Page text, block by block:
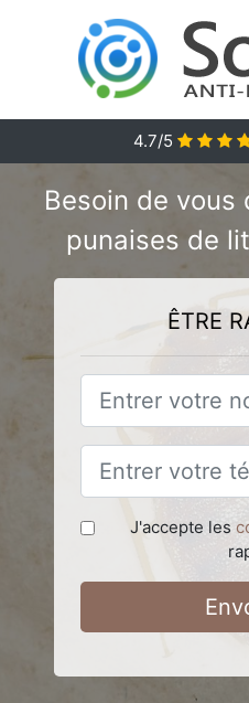
4.7/5
Besoin de vous
punaises de
ÊTRE
J'accepte les